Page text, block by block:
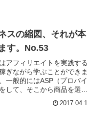
スの縮図、それが本
す。No.53
アフィリエイトを実践する
ぎながら学ぶことができま
一般的にはASP（プロバイ
して、そこから商品を選ん